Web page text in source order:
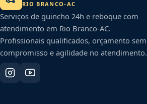
RIO BRANCO-AC
Serviços de guincho 24h e reboque com
atendimento em Rio Branco-AC.
Profissionais qualificados, orçamento sem
compromisso e agilidade no atendimento.